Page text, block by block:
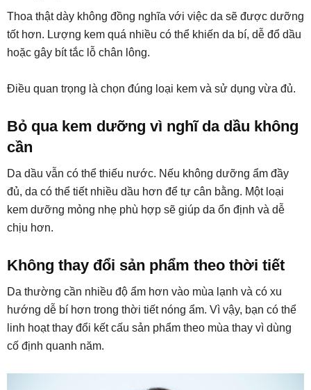
Thoa thật dày không đồng nghĩa với việc da sẽ được dưỡng
tốt hơn. Lượng kem quá nhiều có thể khiến da bí, dễ đổ dầu
hoặc gây bít tắc lỗ chân lông.
Điều quan trọng là chọn đúng loại kem và sử dụng vừa đủ.
Bỏ qua kem dưỡng vì nghĩ da dầu không
cần
Da dầu vẫn có thể thiếu nước. Nếu không dưỡng ẩm đầy
đủ, da có thể tiết nhiều dầu hơn để tự cân bằng. Một loại
kem dưỡng mỏng nhẹ phù hợp sẽ giúp da ổn định và dễ
chịu hơn.
Không thay đổi sản phẩm theo thời tiết
Da thường cần nhiều độ ẩm hơn vào mùa lạnh và có xu
hướng dễ bí hơn trong thời tiết nóng ẩm. Vì vậy, bạn có thể
linh hoạt thay đổi kết cấu sản phẩm theo mùa thay vì dùng
cố định quanh năm.